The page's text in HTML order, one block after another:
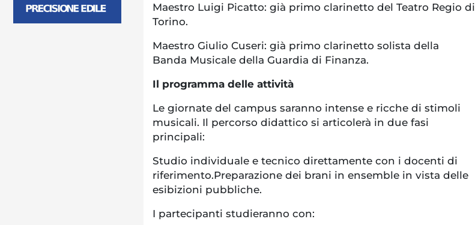
Maestro Luigi Picatto: già primo clarinetto del Teatro Regio di
Torino.
Maestro Giulio Cuseri: già primo clarinetto solista della
Banda Musicale della Guardia di Finanza.
Il programma delle attività
Le giornate del campus saranno intense e ricche di stimoli
musicali. Il percorso didattico si articolerà in due fasi
principali:
Studio individuale e tecnico direttamente con i docenti di
riferimento.Preparazione dei brani in ensemble in vista delle
esibizioni pubbliche.
I partecipanti studieranno con: